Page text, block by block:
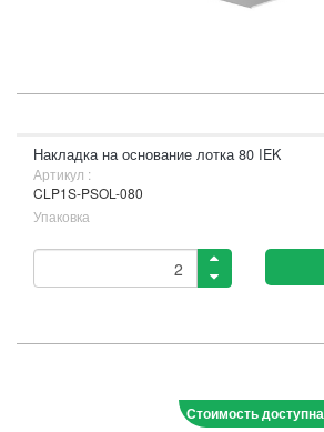
Накладка на основание лотка 80 IEK
Артикул :
CLP1S-PSOL-080
Упаковка
Стоимость